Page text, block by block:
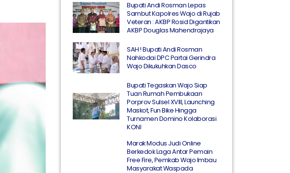
Bupati Andi Rosman Lepas
Sambut Kapolres Wajo di Rujab
Veteran : AKBP Rosid Digantikan
AKBP Douglas Mahendrajaya
SAH ! Bupati Andi Rosman
Nahkodai DPC Partai Gerindra
Wajo Dikukuhkan Dasco
Bupati Tegaskan Wajo Siap
Tuan Rumah Pembukaan
Porprov Sulsel XVIII, Launching
Maskot, Fun Bike Hingga
Turnamen Domino Kolaborasi
KONI
Marak Modus Judi Online
Berkedok Laga Antar Pemain
Free Fire, Pemkab Wajo Imbau
Masyarakat Waspada